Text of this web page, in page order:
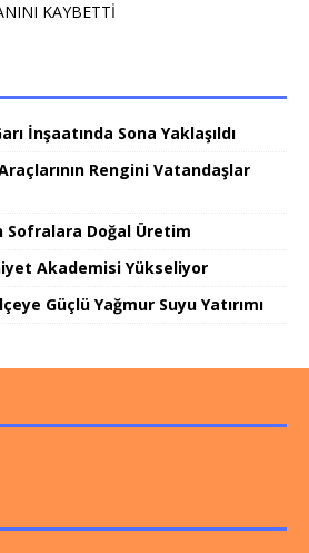
KAYBETTİ
İnşaatında Sona Yaklaşıldı
Rengini Vatandaşlar
Sofralara Doğal Üretim
Akademisi Yükseliyor
Güçlü Yağmur Suyu Yatırımı